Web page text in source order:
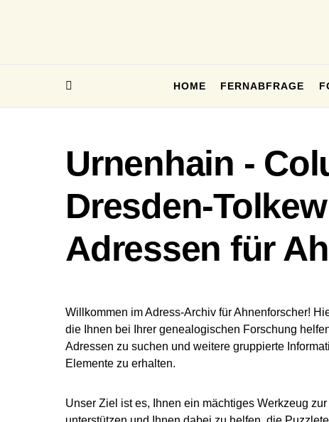
HOME FERNABFRAGE
Urnenhain -
Dresden-
Adressen für
Willkommen im Adress-Archiv für Ahnenforscher!
die Ihnen bei Ihrer genealogischen Forschung
Adressen zu suchen und weitere gruppierte
Elemente zu erhalten.
Unser Ziel ist es, Ihnen ein mächtiges Werkzeug